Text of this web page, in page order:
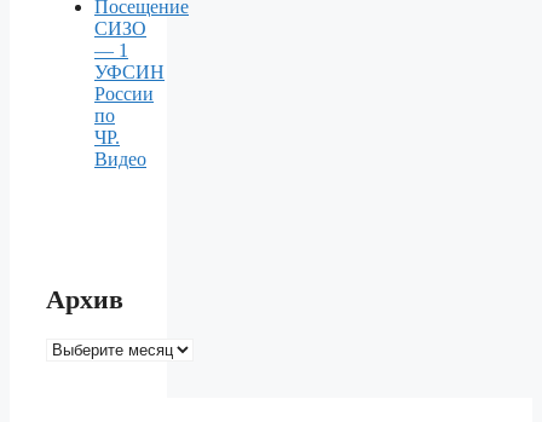
Посещение
СИЗО
— 1
УФСИН
России
по
ЧР.
Видео
Архив
Архив